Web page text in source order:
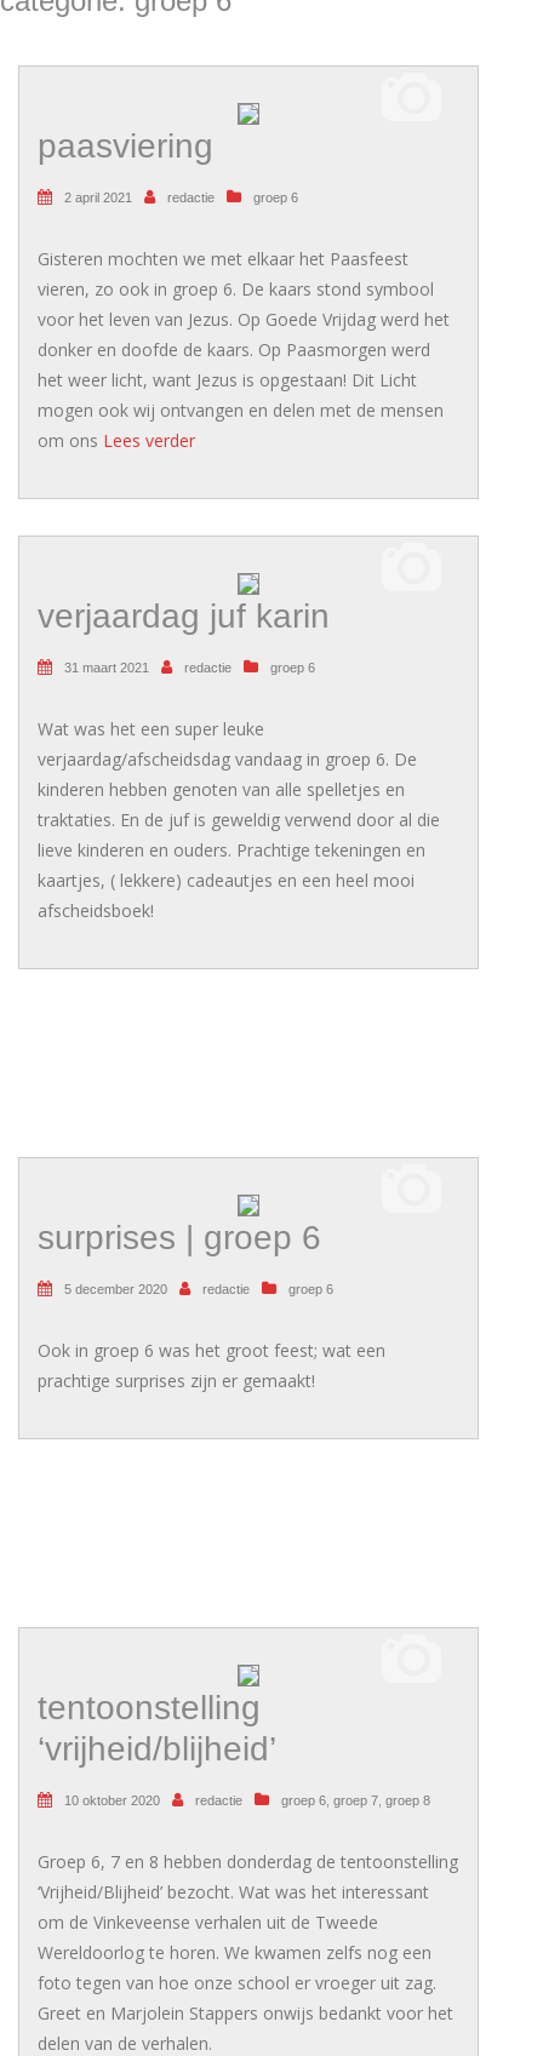
paasviering
2 april 2021 redactie groep 6
Gisteren mochten we met elkaar het Paasfeest
vieren, zo ook in groep 6. De kaars stond symbool
voor het leven van Jezus. Op Goede Vrijdag werd het
donker en doofde de kaars. Op Paasmorgen werd
het weer licht, want Jezus is opgestaan! Dit Licht
mogen ook wij ontvangen en delen met de mensen
om ons Lees verder
verjaardag juf karin
31 maart 2021 redactie groep 6
Wat was het een super leuke
verjaardag/afscheidsdag vandaag in groep 6. De
kinderen hebben genoten van alle spelletjes en
traktaties. En de juf is geweldig verwend door al die
lieve kinderen en ouders. Prachtige tekeningen en
kaartjes, ( lekkere) cadeautjes en een heel mooi
afscheidsboek!
surprises | groep 6
5 december 2020 redactie groep 6
Ook in groep 6 was het groot feest; wat een
prachtige surprises zijn er gemaakt!
tentoonstelling
‘vrijheid/blijheid’
10 oktober 2020 redactie groep 6 groep 7 groep 8
Groep 6, 7 en 8 hebben donderdag de tentoonstelling
‘Vrijheid/Blijheid’ bezocht. Wat was het interessant
om de Vinkeveense verhalen uit de Tweede
Wereldoorlog te horen. We kwamen zelfs nog een
foto tegen van hoe onze school er vroeger uit zag.
Greet en Marjolein Stappers onwijs bedankt voor het
delen van de verhalen.